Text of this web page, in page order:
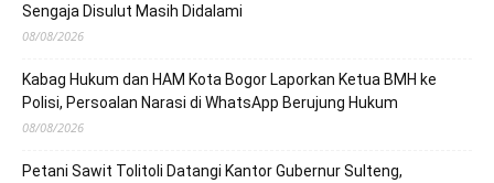
Sengaja Disulut Masih Didalami
08/08/2026
Kabag Hukum dan HAM Kota Bogor Laporkan Ketua BMH ke
Polisi, Persoalan Narasi di WhatsApp Berujung Hukum
08/08/2026
Petani Sawit Tolitoli Datangi Kantor Gubernur Sulteng,